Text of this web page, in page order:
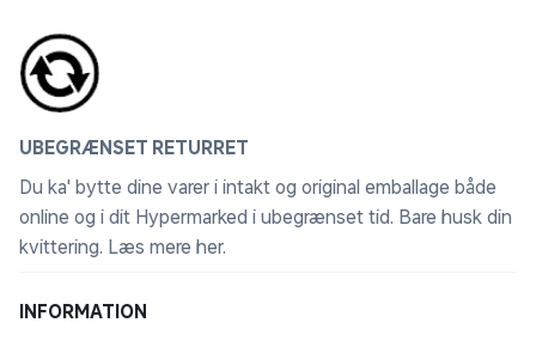
UBEGRÆNSET RETURRET
Du ka' bytte dine varer i intakt og original emballage både
online og i dit Hypermarked i ubegrænset tid. Bare husk din
kvittering. Læs mere her.
INFORMATION